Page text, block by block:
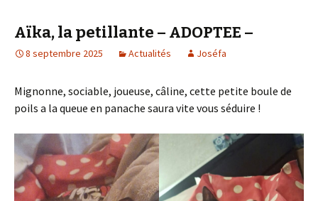
Aïka, la petillante – ADOPTEE –
8 septembre 2025 Actualités Joséfa
Mignonne, sociable, joueuse, câline, cette petite boule de
poils a la queue en panache saura vite vous séduire !